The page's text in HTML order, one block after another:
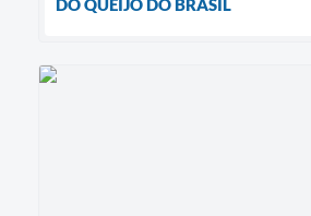
DO QUEIJO DO BRASIL